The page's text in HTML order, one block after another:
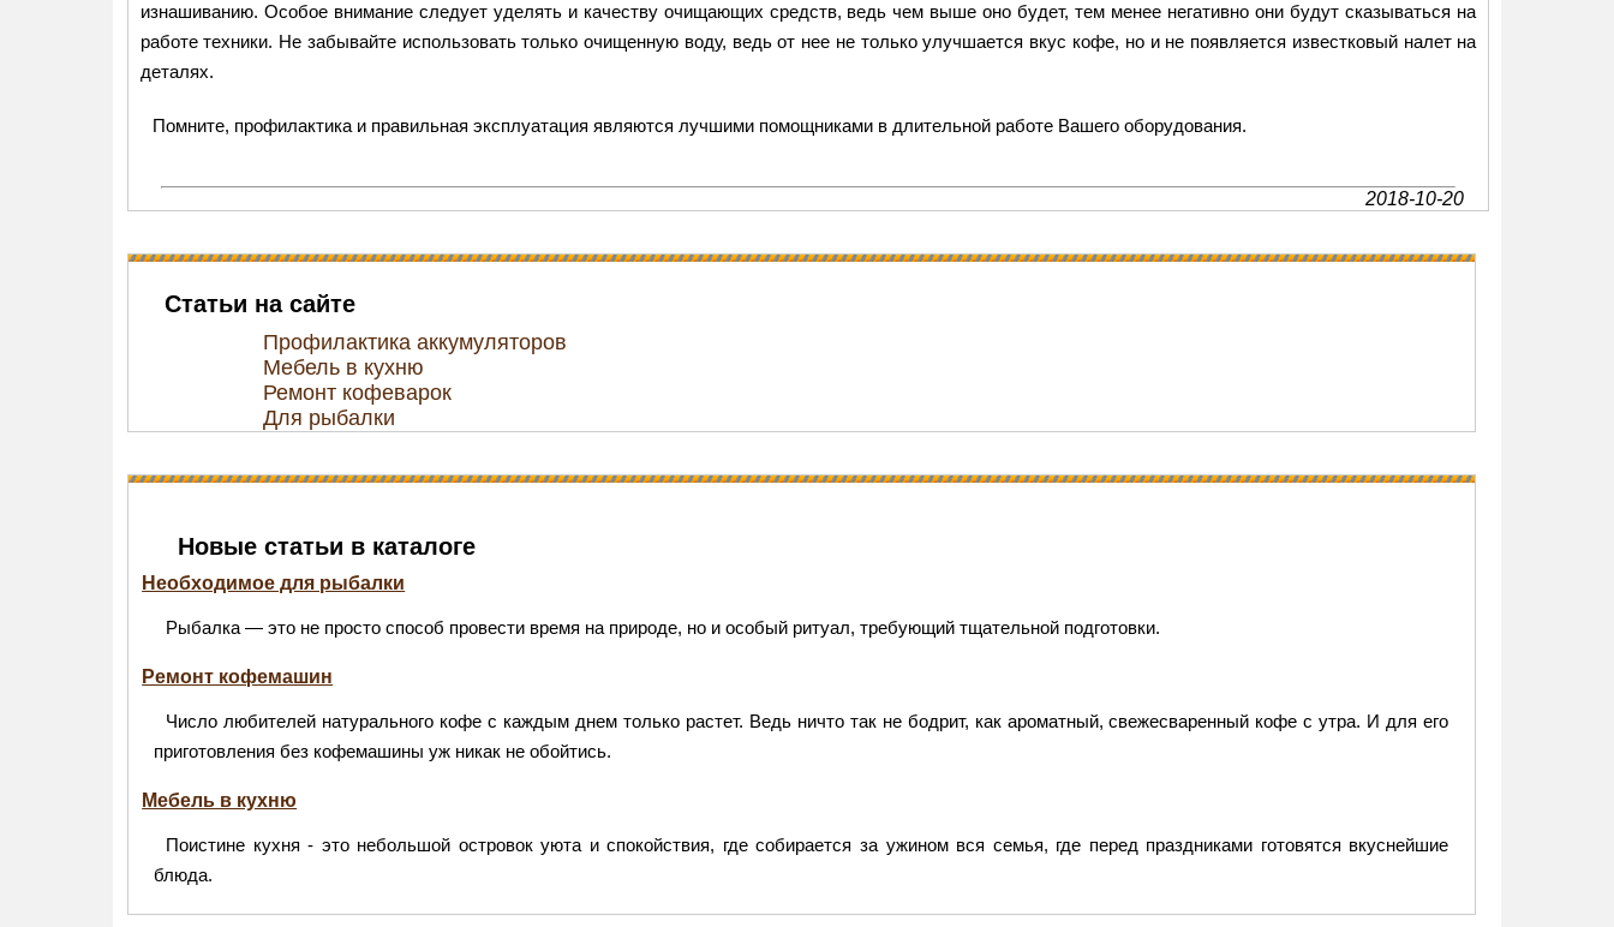
Статьи на сайте
Профилактика аккумуляторов
Мебель в кухню
Ремонт кофеварок
Для рыбалки
изнашиванию. Особое внимание следует уделять и качеству очищающих средств, ведь чем выше оно будет, тем менее негативно они будут сказываться на
работе техники. Не забывайте использовать только очищенную воду, ведь от нее не только улучшается вкус кофе, но и не появляется известковый налет на
деталях.
Помните, профилактика и правильная эксплуатация являются лучшими помощниками в длительной работе Вашего оборудования.
2018-10-20
Новые статьи в каталоге
Необходимое для рыбалки
Рыбалка — это не просто способ провести время на природе, но и особый ритуал, требующий тщательной подготовки.
Ремонт кофемашин
Число любителей натурального кофе с каждым днем только растет. Ведь ничто так не бодрит, как ароматный, свежесваренный кофе с утра. И для его
приготовления без кофемашины уж никак не обойтись.
Мебель в кухню
Поистине кухня - это небольшой островок уюта и спокойствия, где собирается за ужином вся семья, где перед праздниками готовятся вкуснейшие
блюда.